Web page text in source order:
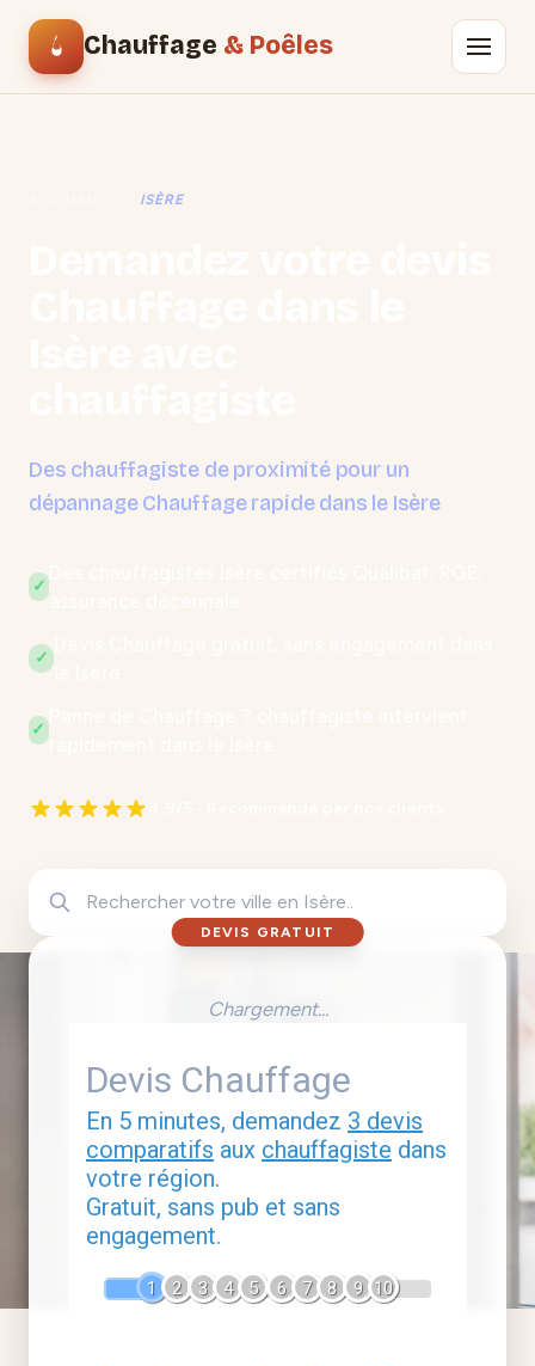
Chauffage & Poêles
ISÈRE
Des chauffagiste de proximité pour un
dépannage Chauffage rapide dans le Isère
✓
✓
✓
rapidement dans le Isère.
DEVIS GRATUIT
Chargement...
Devis Chauffage
En 5 minutes, demandez 3 devis
comparatifs aux chauffagiste dans
votre région.
Gratuit, sans pub et sans
engagement.
1 2 3 4 5 6 7 8 9 10